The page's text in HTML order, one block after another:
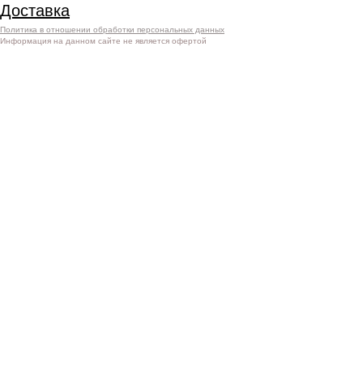
Доставка
Политика в отношении обработки персональных данных
Информация на данном сайте не является офертой